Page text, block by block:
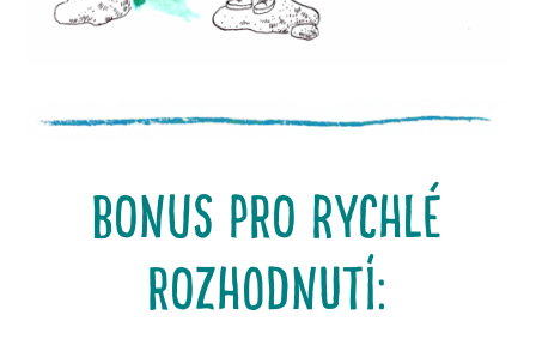
BONUS PRO RYCHLÉ
ROZHODNUTÍ: